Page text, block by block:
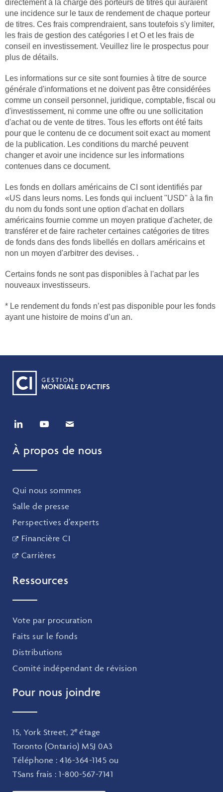
directement à la charge des porteurs de titres qui auraient
une incidence sur le taux de rendement de chaque porteur
de titres. Ces frais comprendraient, sans toutefois s'y limiter,
les frais de gestion des catégories I et O et les frais de
conseil en investissement. Veuillez lire le prospectus pour
plus de détails.
Les informations sur ce site sont fournies à titre de source
générale d'informations et ne doivent pas être considérées
comme un conseil personnel, juridique, comptable, fiscal ou
d'investissement, ni comme une offre ou une sollicitation
d'achat ou de vente de titres. Tous les efforts ont été faits
pour que le contenu de ce document soit exact au moment
de la publication. Les conditions du marché peuvent
changer et avoir une incidence sur les informations
contenues dans ce document.
Les fonds en dollars américains de CI sont identifiés par
«US dans leurs noms. Les fonds qui incluent "USD" à la fin
du nom du fonds sont une option d'achat en dollars
américains fournie comme un moyen pratique d'acheter, de
transférer et de faire racheter certaines catégories de titres
de fonds dans des fonds libellés en dollars américains et
non un moyen d'arbitrer des devises. .
Certains fonds ne sont pas disponibles à l'achat par les
nouveaux investisseurs.
* Le rendement du fonds n’est pas disponible pour les fonds
ayant une histoire de moins d’un an.
À propos de nous
Qui nous sommes
Salle de presse
Perspectives d’experts
Financière CI
Carrières
Ressources
Vote par procuration
Faits sur le fonds
Distributions
Comité indépendant de révision
Pour nous joindre
15, York Street, 2eétage
Toronto (Ontario) M5J 0A3
Téléphone : 416-364-1145 ou
TSans frais : 1-800-567-7141